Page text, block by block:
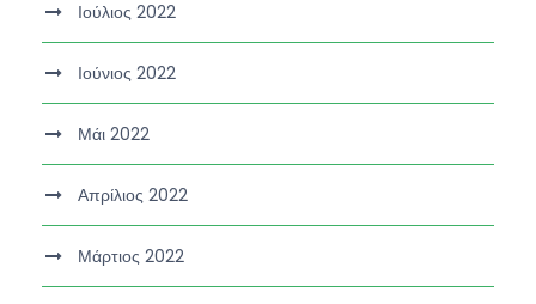
Ιούλιος 2022
Ιούνιος 2022
Μάι 2022
Απρίλιος 2022
Μάρτιος 2022